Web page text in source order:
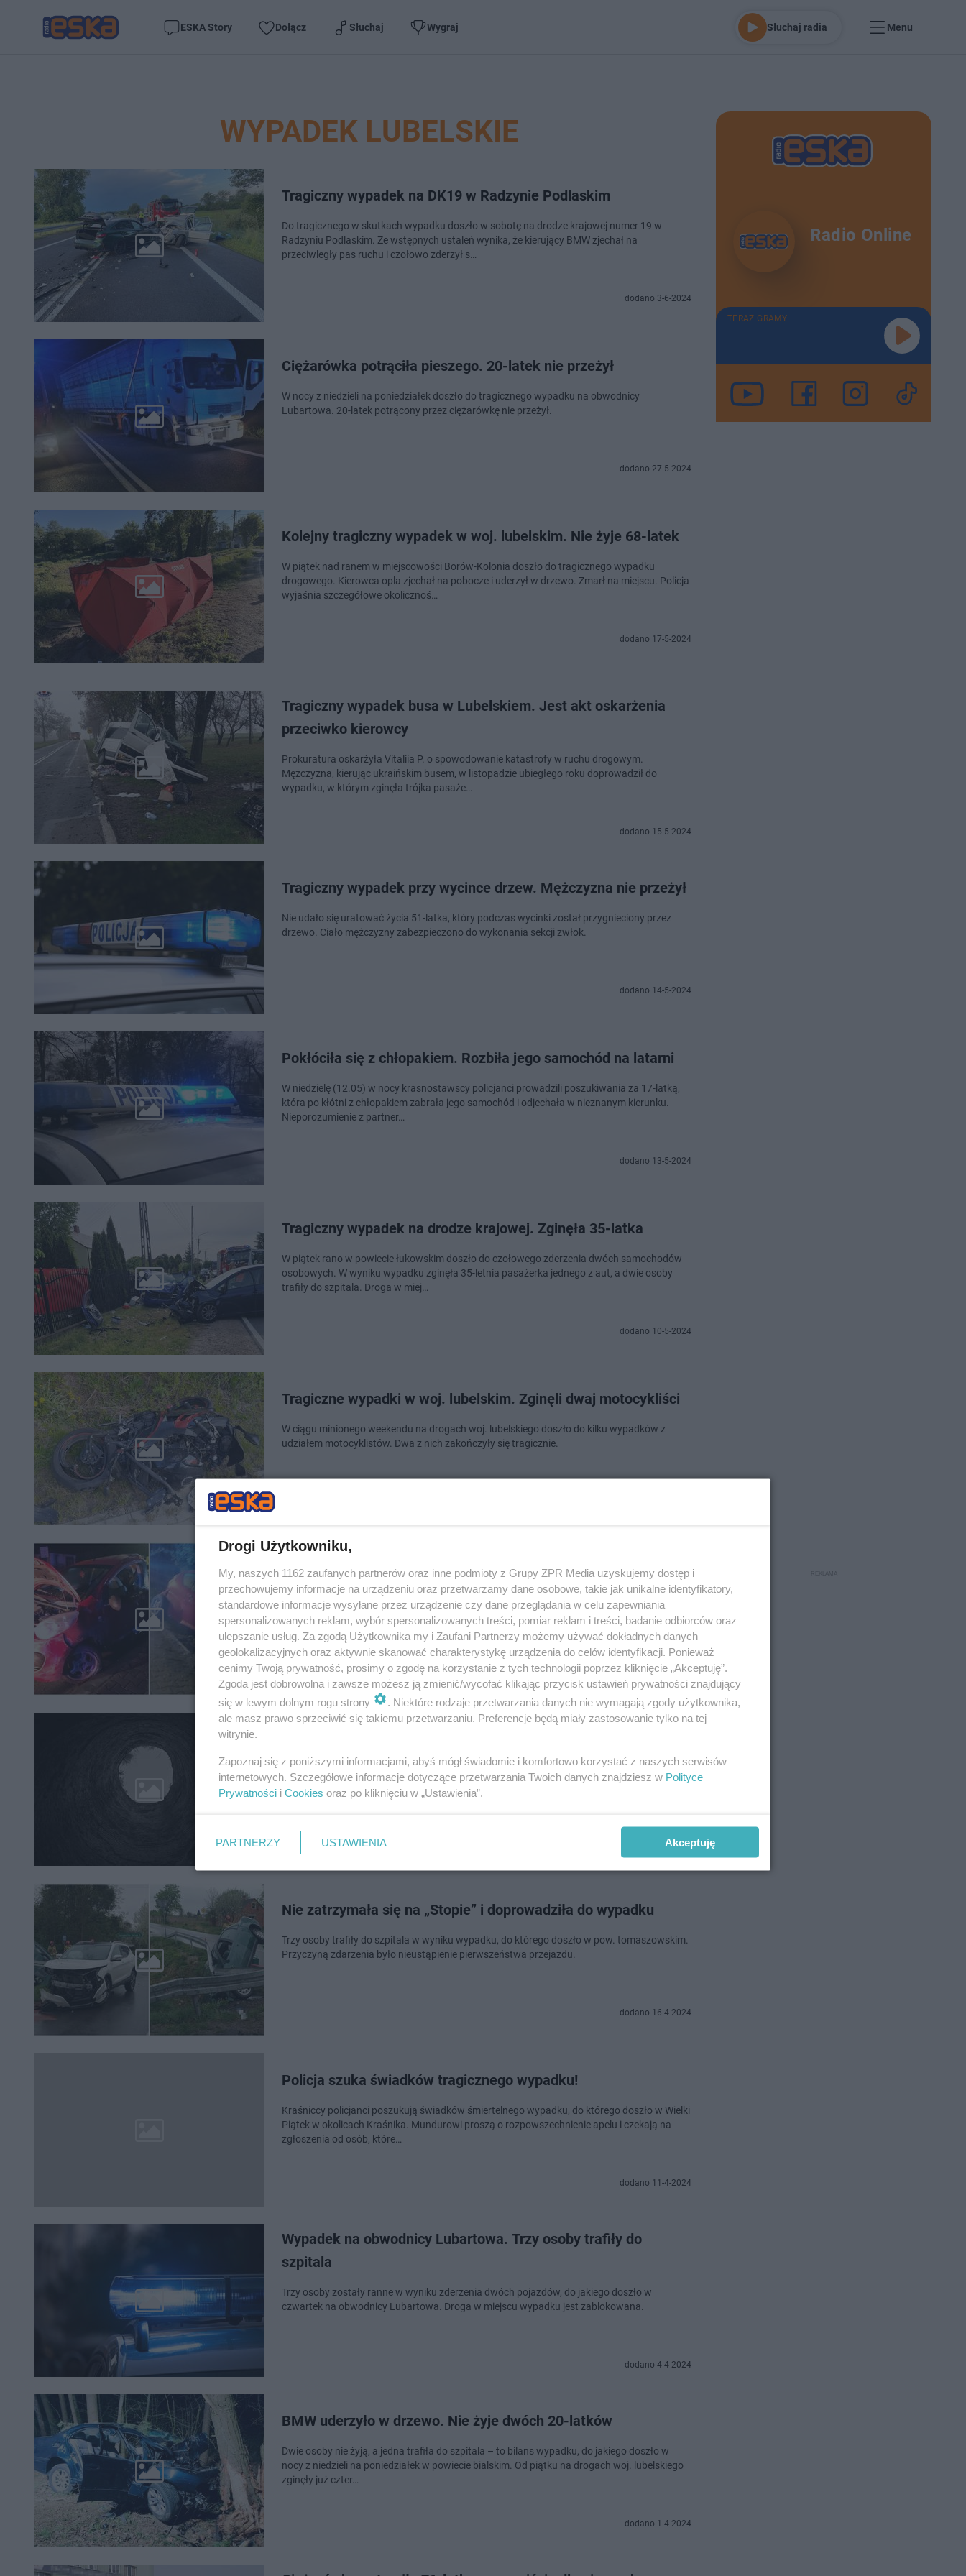
ESKA Story Dołącz Słuchaj Wygraj Słuchaj radia Menu
WYPADEK LUBELSKIE
Tragiczny wypadek na DK19 w Radzynie Podlaskim
Do tragicznego w skutkach wypadku doszło w sobotę na drodze krajowej numer 19 w
Radzyniu Podlaskim. Ze wstępnych ustaleń wynika, że kierujący BMW zjechał na
przeciwległy pas ruchu i czołowo zderzył s…
dodano 3-6-2024
Ciężarówka potrąciła pieszego. 20-latek nie przeżył
W nocy z niedzieli na poniedziałek doszło do tragicznego wypadku na obwodnicy
Lubartowa. 20-latek potrącony przez ciężarówkę nie przeżył.
dodano 27-5-2024
Kolejny tragiczny wypadek w woj. lubelskim. Nie żyje 68-latek
W piątek nad ranem w miejscowości Borów-Kolonia doszło do tragicznego wypadku
drogowego. Kierowca opla zjechał na pobocze i uderzył w drzewo. Zmarł na miejscu. Policja
wyjaśnia szczegółowe okolicznoś…
dodano 17-5-2024
Tragiczny wypadek busa w Lubelskiem. Jest akt oskarżenia
przeciwko kierowcy
Prokuratura oskarżyła Vitaliia P. o spowodowanie katastrofy w ruchu drogowym.
Mężczyzna, kierując ukraińskim busem, w listopadzie ubiegłego roku doprowadził do
wypadku, w którym zginęła trójka pasaże…
dodano 15-5-2024
Tragiczny wypadek przy wycince drzew. Mężczyzna nie przeżył
Nie udało się uratować życia 51-latka, który podczas wycinki został przygnieciony przez
drzewo. Ciało mężczyzny zabezpieczono do wykonania sekcji zwłok.
dodano 14-5-2024
Pokłóciła się z chłopakiem. Rozbiła jego samochód na latarni
W niedzielę (12.05) w nocy krasnostawscy policjanci prowadzili poszukiwania za 17-latką,
która po kłótni z chłopakiem zabrała jego samochód i odjechała w nieznanym kierunku.
Nieporozumienie z partner…
dodano 13-5-2024
Tragiczny wypadek na drodze krajowej. Zginęła 35-latka
W piątek rano w powiecie łukowskim doszło do czołowego zderzenia dwóch samochodów
osobowych. W wyniku wypadku zginęła 35-letnia pasażerka jednego z aut, a dwie osoby
trafiły do szpitala. Droga w miej…
dodano 10-5-2024
Tragiczne wypadki w woj. lubelskim. Zginęli dwaj motocykliści
W ciągu minionego weekendu na drogach woj. lubelskiego doszło do kilku wypadków z
udziałem motocyklistów. Dwa z nich zakończyły się tragicznie.
16-latek z kolegami pojechał na przejażdżkę. Auto wylądowało
w rowie
Dwóch nastolatków trafiło do szpitala w wyniku groźnego zdarzenia drogowego, do jakiego
doszło w okolicach Nałęczowa. Auto prowadzone przez 16-latka wjechało do rowu.
dodano 22-4-2024
Nie udało się uratować życia mężczyzny, który na jednej z posesji wpadł do studni. Policjanci
pod nadzorem prokuratora wyjaśniają szczegóły zdarzenia.
dodano 17-4-2024
Nie zatrzymała się na „Stopie” i doprowadziła do wypadku
Trzy osoby trafiły do szpitala w wyniku wypadku, do którego doszło w pow. tomaszowskim.
Przyczyną zdarzenia było nieustąpienie pierwszeństwa przejazdu.
dodano 16-4-2024
Policja szuka świadków tragicznego wypadku!
Kraśniccy policjanci poszukują świadków śmiertelnego wypadku, do którego doszło w Wielki
Piątek w okolicach Kraśnika. Mundurowi proszą o rozpowszechnienie apelu i czekają na
zgłoszenia od osób, które…
dodano 11-4-2024
Wypadek na obwodnicy Lubartowa. Trzy osoby trafiły do
szpitala
Trzy osoby zostały ranne w wyniku zderzenia dwóch pojazdów, do jakiego doszło w
czwartek na obwodnicy Lubartowa. Droga w miejscu wypadku jest zablokowana.
dodano 4-4-2024
BMW uderzyło w drzewo. Nie żyje dwóch 20-latków
Dwie osoby nie żyją, a jedna trafiła do szpitala – to bilans wypadku, do jakiego doszło w
nocy z niedzieli na poniedziałek w powiecie bialskim. Od piątku na drogach woj. lubelskiego
zginęły już czter…
dodano 1-4-2024
Radio Online
TERAZ GRAMY
Drogi Użytkowniku,
My, naszych 1162 zaufanych partnerów oraz inne podmioty z Grupy ZPR Media uzyskujemy dostęp i
przechowujemy informacje na urządzeniu oraz przetwarzamy dane osobowe, takie jak unikalne identyfikatory,
standardowe informacje wysyłane przez urządzenie czy dane przeglądania w celu zapewniania
spersonalizowanych reklam, wybór spersonalizowanych treści, pomiar reklam i treści, badanie odbiorców oraz
ulepszanie usług. Za zgodą Użytkownika my i Zaufani Partnerzy możemy używać dokładnych danych
geolokalizacyjnych oraz aktywnie skanować charakterystykę urządzenia do celów identyfikacji. Ponieważ
cenimy Twoją prywatność, prosimy o zgodę na korzystanie z tych technologii poprzez kliknięcie „Akceptuję”.
Zgoda jest dobrowolna i zawsze możesz ją zmienić/wycofać klikając przycisk ustawień prywatności znajdujący
się w lewym dolnym rogu strony
. Niektóre rodzaje przetwarzania danych nie wymagają zgody użytkownika,
ale masz prawo sprzeciwić się takiemu przetwarzaniu. Preferencje będą miały zastosowanie tylko na tej
witrynie.
Zapoznaj się z poniższymi informacjami, abyś mógł świadomie i komfortowo korzystać z naszych serwisów
internetowych. Szczegółowe informacje dotyczące przetwarzania Twoich danych znajdziesz w Polityce
Prywatności i Cookies oraz po kliknięciu w „Ustawienia”.
PARTNERZY USTAWIENIA Akceptuję